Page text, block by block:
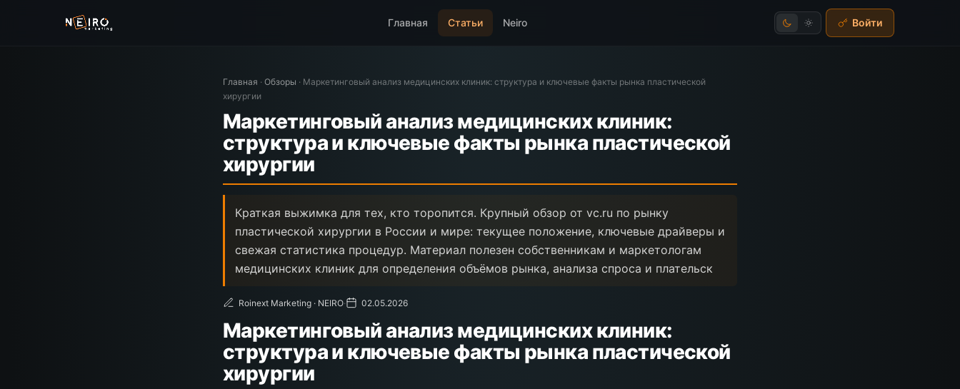
Главная Статьи Neiro Войти
Главная · Обзоры · Маркетинговый анализ медицинских клиник: структура и ключевые факты рынка пластической
хирургии
Маркетинговый анализ медицинских клиник:
структура и ключевые факты рынка пластической
хирургии
Краткая выжимка для тех, кто торопится. Крупный обзор от vc.ru по рынку
пластической хирургии в России и мире: текущее положение, ключевые драйверы и
свежая статистика процедур. Материал полезен собственникам и маркетологам
медицинских клиник для определения объёмов рынка, анализа спроса и плательск
Roinext Marketing · NEIRO· 02.05.2026
Маркетинговый анализ медицинских клиник:
структура и ключевые факты рынка пластической
хирургии